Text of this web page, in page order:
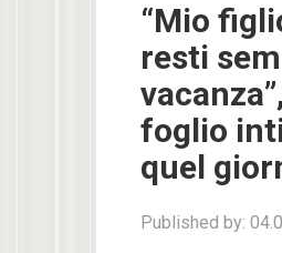
“Mio
resti
foglio
quel
Published by: